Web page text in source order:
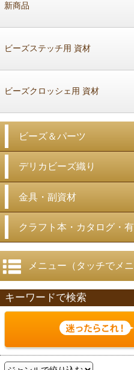
新商品
ビーズステッチ用 資材
ビーズクロッシェ用 資材
ビーズ＆パーツ
デリカビーズ織り
金具・副資材
クラフト本・カタログ・
メニュー（タッチでメニ
キーワードで検索